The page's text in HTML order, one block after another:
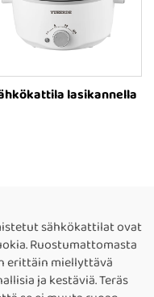
lasikannella
sähkökattilat ovat
Ruostumattomasta
erittäin miellyttävä
ja kestäviä. Teräs